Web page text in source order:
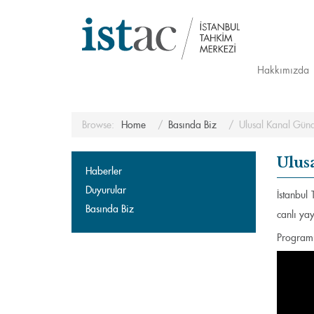
Hakkımızda
Browse: Home Basında Biz Ulusal Kanal
Haberler
Duyurular
Basında Biz
İstanbul
canlı